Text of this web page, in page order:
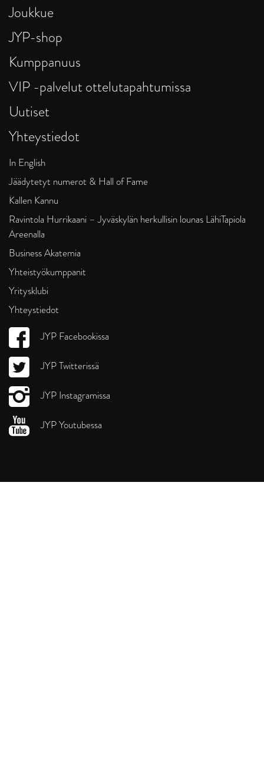
Joukkue
JYP-shop
Kumppanuus
VIP -palvelut ottelutapahtumissa
Uutiset
Yhteystiedot
In English
Jäädytetyt numerot & Hall of Fame
Kallen Kannu
Ravintola Hurrikaani – Jyväskylän herkullisin lounas LähiTapiola
Areenalla
Business Akatemia
Yhteistyökumppanit
Yritysklubi
Yhteystiedot
JYP Facebookissa
JYP Twitterissä
JYP Instagramissa
JYP Youtubessa